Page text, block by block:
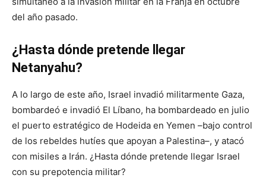
del año pasado.
¿Hasta dónde pretende llegar
Netanyahu?
A lo largo de este año, Israel invadió militarmente Gaza,
bombardeó e invadió El Líbano, ha bombardeado en julio
el puerto estratégico de Hodeida en Yemen –bajo control
de los rebeldes hutíes que apoyan a Palestina–, y atacó
con misiles a Irán. ¿Hasta dónde pretende llegar Israel
con su prepotencia militar?